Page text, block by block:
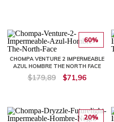
60%
CHOMPA VENTURE 2 IMPERMEABLE
AZUL HOMBRE THE NORTH FACE
$179,89 $71,96
20%